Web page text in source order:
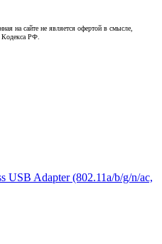
на сайте не является офертой в смысле,
Кодекса РФ.
Adapter (802.11a/b/g/n/ac,